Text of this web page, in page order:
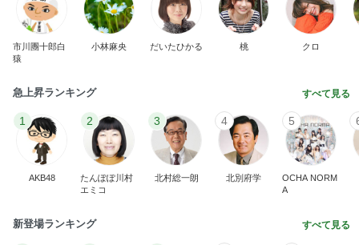
市川團十郎白
猿
小林麻央 だいたひかる 桃 クロ
急上昇ランキング すべて見る
1
AKB48
2
たんぽぽ川村
エミコ
3
北村総一朗
4
北別府学
5
OCHA NORM
A
新登場ランキング すべて見る